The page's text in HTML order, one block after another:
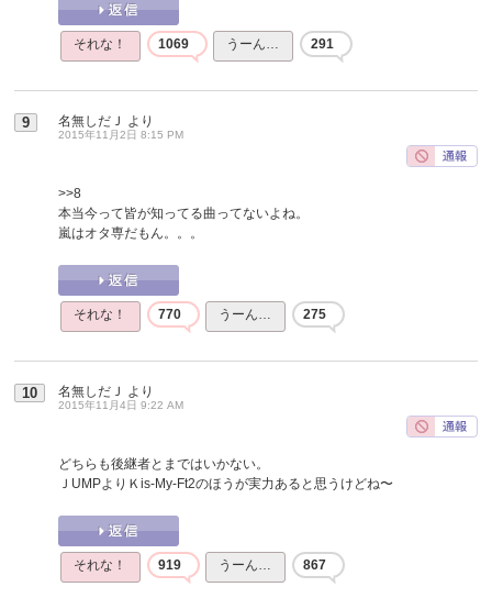
それな！ 1069 うーん… 291
9 名無しだＪ より
2015年11月2日 8:15 PM
>>8
本当今って皆が知ってる曲ってないよね。
嵐はオタ専だもん。。。
それな！ 770 うーん… 275
10 名無しだＪ より
2015年11月4日 9:22 AM
どちらも後継者とまではいかない。
ＪUMPよりＫis-My-Ft2のほうが実力あると思うけどね〜
それな！ 919 うーん… 867